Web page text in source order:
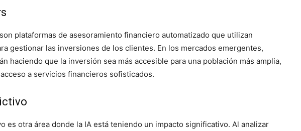
plataformas de asesoramiento financiero automatizado que utilizan
gestionar las inversiones de los clientes. En los mercados emergentes,
haciendo que la inversión sea más accesible para una población más amplia,
a servicios financieros sofisticados.
es otra área donde la IA está teniendo un impacto significativo. Al analizar